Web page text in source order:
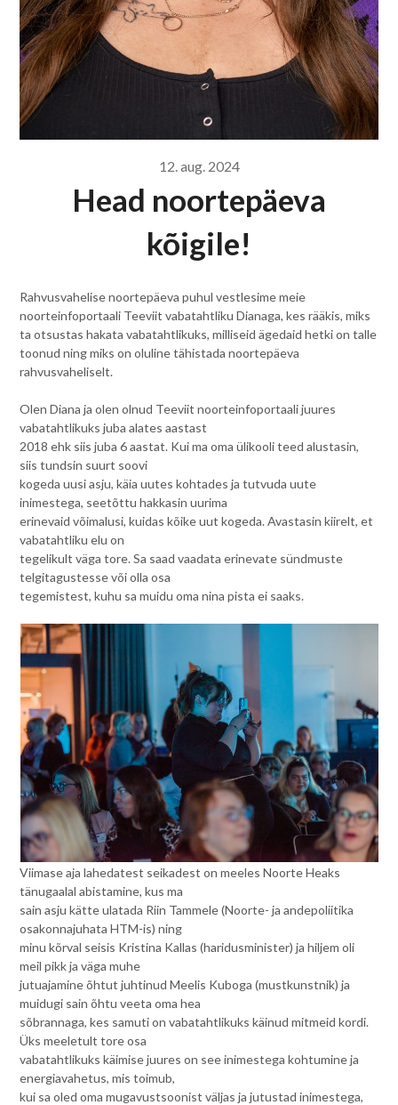
12. aug. 2024
Head noortepäeva
kõigile!
Rahvusvahelise noortepäeva puhul vestlesime meie
noorteinfoportaali Teeviit vabatahtliku Dianaga, kes rääkis, miks
ta otsustas hakata vabatahtlikuks, milliseid ägedaid hetki on talle
toonud ning miks on oluline tähistada noortepäeva
rahvusvaheliselt.
Olen Diana ja olen olnud Teeviit noorteinfoportaali juures
vabatahtlikuks juba alates aastast
2018 ehk siis juba 6 aastat. Kui ma oma ülikooli teed alustasin,
siis tundsin suurt soovi
kogeda uusi asju, käia uutes kohtades ja tutvuda uute
inimestega, seetõttu hakkasin uurima
erinevaid võimalusi, kuidas kõike uut kogeda. Avastasin kiirelt, et
vabatahtliku elu on
tegelikult väga tore. Sa saad vaadata erinevate sündmuste
telgitagustesse või olla osa
tegemistest, kuhu sa muidu oma nina pista ei saaks.
Viimase aja lahedatest seikadest on meeles Noorte Heaks
tänugaalal abistamine, kus ma
sain asju kätte ulatada Riin Tammele (Noorte- ja andepoliitika
osakonnajuhata HTM-is) ning
minu kõrval seisis Kristina Kallas (haridusminister) ja hiljem oli
meil pikk ja väga muhe
jutuajamine õhtut juhtinud Meelis Kuboga (mustkunstnik) ja
muidugi sain õhtu veeta oma hea
sõbrannaga, kes samuti on vabatahtlikuks käinud mitmeid kordi.
Üks meeletult tore osa
vabatahtlikuks käimise juures on see inimestega kohtumine ja
energiavahetus, mis toimub,
kui sa oled oma mugavustsoonist väljas ja jutustad inimestega,